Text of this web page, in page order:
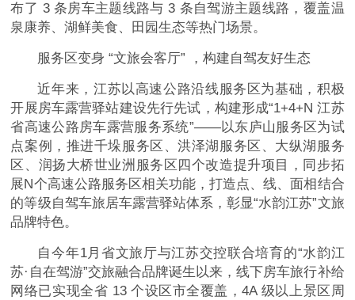
布了 3 条房车主题线路与 3 条自驾游主题线路，覆盖温
泉康养、湖鲜美食、田园生态等热门场景。
服务区变身 “文旅会客厅” ，构建自驾友好生态
近年来，江苏以高速公路沿线服务区为基础，积极
开展房车露营驿站建设先行先试，构建形成“1+4+N 江苏
省高速公路房车露营服务系统”——以东庐山服务区为试
点案例，推进千垛服务区、洪泽湖服务区、大纵湖服务
区、润扬大桥世业洲服务区四个改造提升项目，同步拓
展N个高速公路服务区相关功能，打造点、线、面相结合
的等级自驾车旅居车露营驿站体系，彰显“水韵江苏”文旅
品牌特色。
自今年1月省文旅厅与江苏交控联合培育的“水韵江
苏·自在驾游”交旅融合品牌诞生以来，线下房车旅行补给
网络已实现全省 13 个设区市全覆盖，4A 级以上景区周